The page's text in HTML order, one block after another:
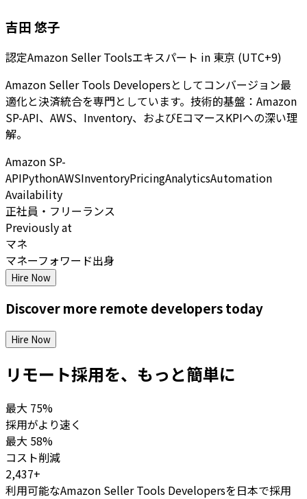
吉田 悠子
認定Amazon Seller Toolsエキスパート in 東京 (UTC+9)
Amazon Seller Tools Developersとしてコンバージョン最
適化と決済統合を専門としています。技術的基盤：Amazon
SP-API、AWS、Inventory、およびEコマースKPIへの深い理
解。
Amazon SP-
APIPythonAWSInventoryPricingAnalyticsAutomation
Availability
正社員・フリーランス
Previously at
マネ
マネーフォワード出身
Hire Now
Discover more remote developerstoday
Hire Now
リモート採用を、もっと簡単に
最大 75%
採用がより速く
最大 58%
コスト削減
2,437+
利用可能なAmazon Seller Tools Developersを日本で採用